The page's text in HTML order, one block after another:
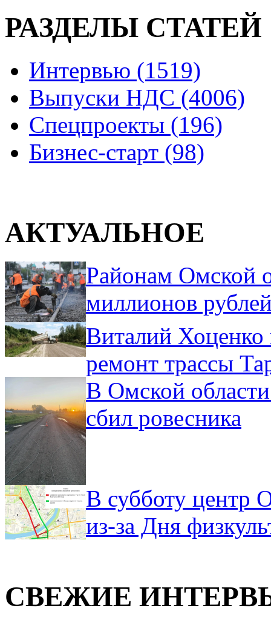
РАЗДЕЛЫ СТАТЕЙ
Интервью (1519)
Выпуски НДС (4006)
Спецпроекты (196)
Бизнес-старт (98)
АКТУАЛЬНОЕ
Районам Омской
миллионов
Виталий Хоценко
ремонт трассы
В Омской
сбил ровесника
В субботу центр
из-за Дня
СВЕЖИЕ